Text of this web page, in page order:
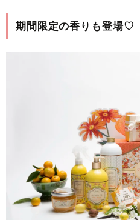
期間限定の香りも登場♡